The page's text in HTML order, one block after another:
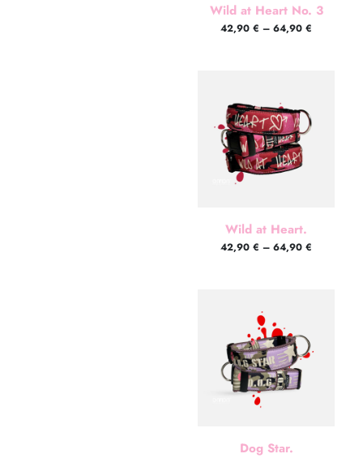
Wild at Heart No. 3
42,90 € – 64,90 €
Wild at Heart.
42,90 € – 64,90 €
Dog Star.